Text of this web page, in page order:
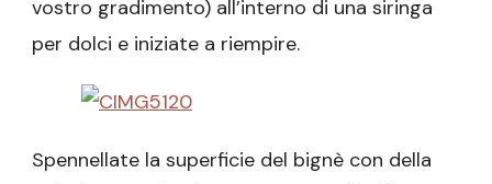
vostro gradimento) all’interno di una siringa
per dolci e iniziate a riempire.
Spennellate la superficie del bignè con della